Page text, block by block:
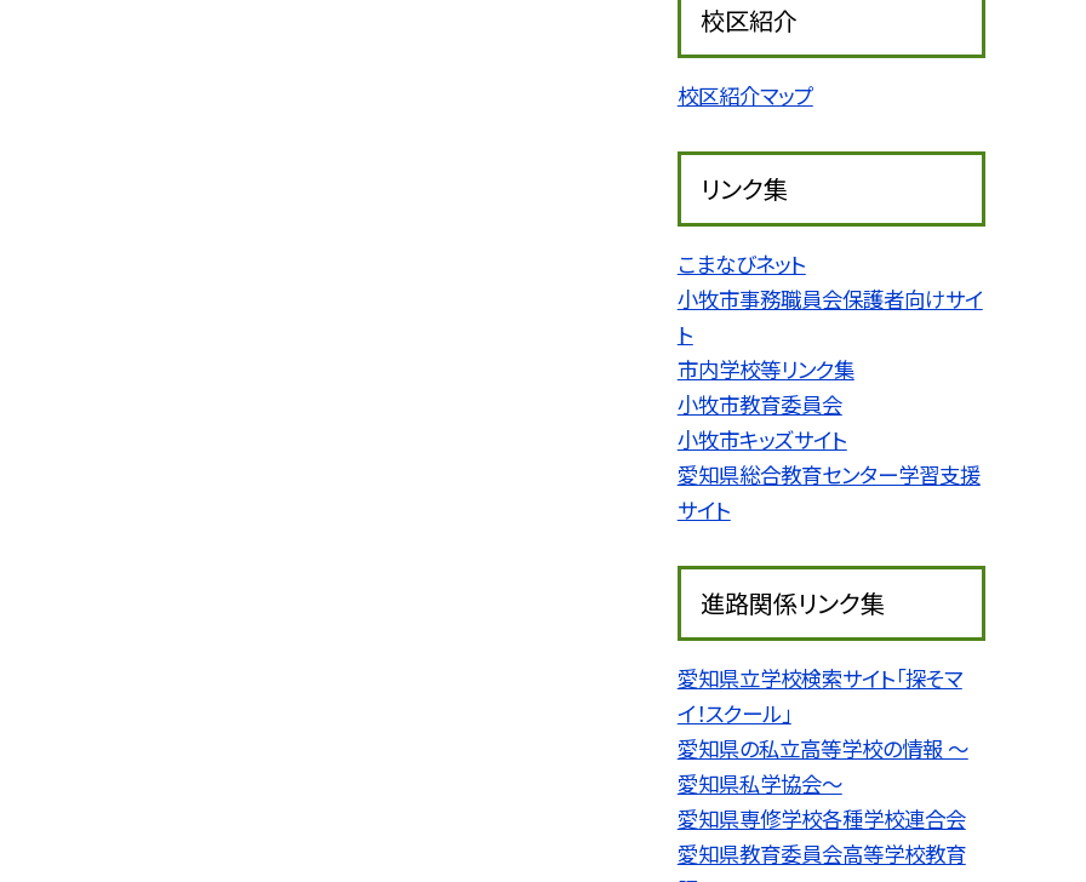
校区紹介
校区紹介マップ
リンク集
こまなびネット
小牧市事務職員会保護者向けサイ
ト
市内学校等リンク集
小牧市教育委員会
小牧市キッズサイト
愛知県総合教育センター学習支援
サイト
進路関係リンク集
愛知県立学校検索サイト「探そマ
イ！スクール」
愛知県の私立高等学校の情報 〜
愛知県私学協会〜
愛知県専修学校各種学校連合会
愛知県教育委員会高等学校教育